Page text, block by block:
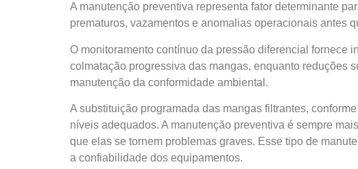
A manutenção preventiva representa fator determinante
prematuros, vazamentos e anomalias operacionais antes
O monitoramento contínuo da pressão diferencial fornece
colmatação progressiva das mangas, enquanto reduções
manutenção da conformidade ambiental.
A substituição programada das mangas filtrantes,
níveis adequados. A manutenção preventiva é sempre
que elas se tornem problemas graves. Esse tipo de
a confiabilidade dos equipamentos.